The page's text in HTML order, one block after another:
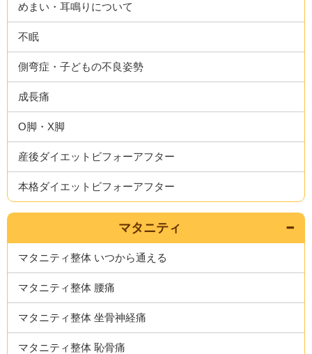
めまい・耳鳴りについて
不眠
側弯症・子どもの不良姿勢
成長痛
O脚・X脚
産後ダイエットビフォーアフター
本格ダイエットビフォーアフター
マタニティ
マタニティ整体 いつから通える
マタニティ整体 腰痛
マタニティ整体 坐骨神経痛
マタニティ整体 恥骨痛